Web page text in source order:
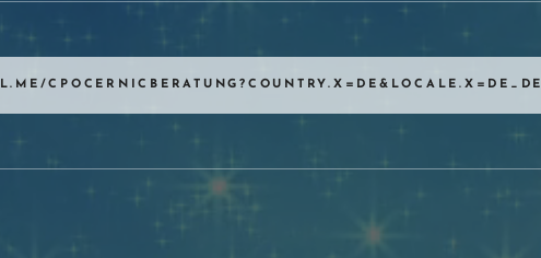
CPOCERNICBERATUNG?COUNTRY.X=DE&LOCALE.X=DE_DE